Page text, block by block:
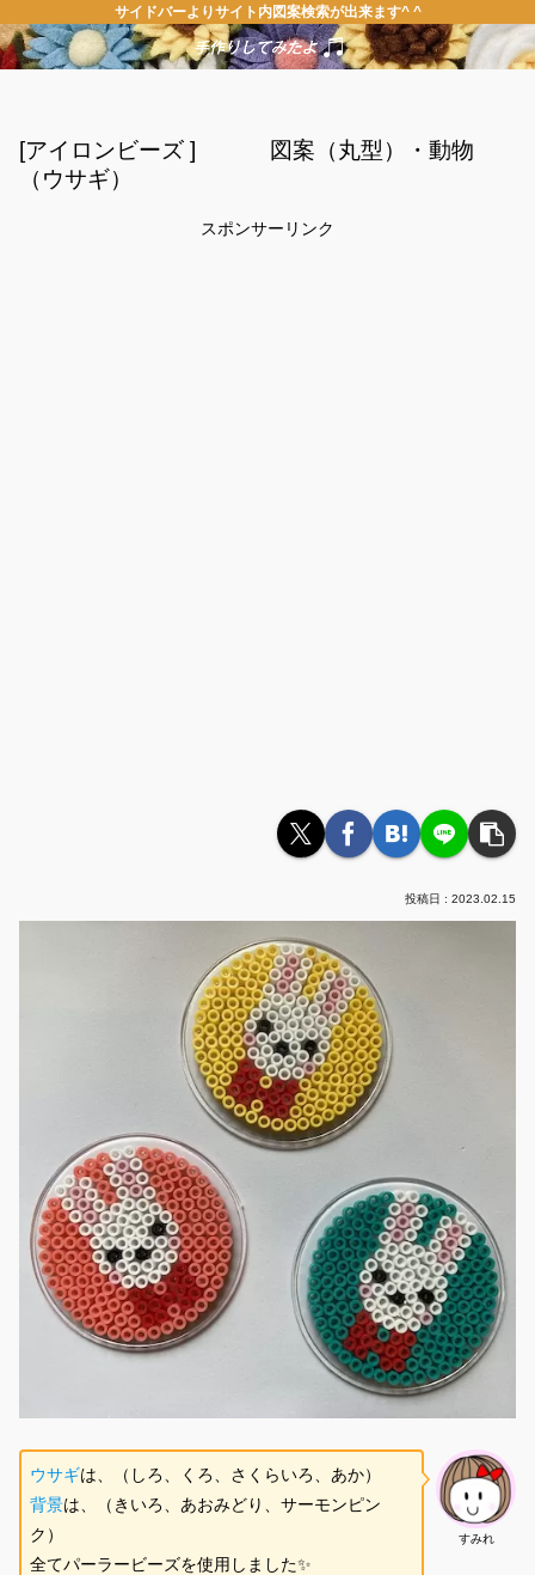
サイドバーよりサイト内図案検索が出来ます^ ^
[アイロンビーズ ] 図案（丸型）・動物
（ウサギ）
スポンサーリンク
2023.02.15
すみれ
ウサギは、（しろ、くろ、さくらいろ、あか）
背景は、（きいろ、あおみどり、サーモンピン
ク）
全てパーラービーズを使用しました✨